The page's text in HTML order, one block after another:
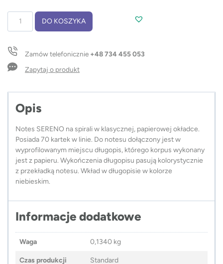
długopisem
SERENO
DO KOSZYKA
Zamów telefonicznie +48 734 455 053
Zapytaj o produkt
Opis
Notes SERENO na spirali w klasycznej, papierowej okładce.
Posiada 70 kartek w linie. Do notesu dołączony jest w
wyprofilowanym miejscu długopis, którego korpus wykonany
jest z papieru. Wykończenia długopisu pasują kolorystycznie
z przekładką notesu. Wkład w długopisie w kolorze
niebieskim.
Informacje dodatkowe
Waga 0,1340 kg
Czas produkcji Standard